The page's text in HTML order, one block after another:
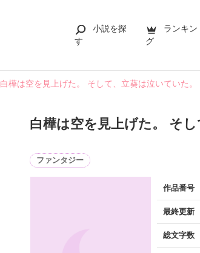
小説を探
す
ランキン
グ
白樺は空を見上げた。 そして、立葵は泣いていた。
白樺は空を見上げた。 そし
ファンタジー
作品番号
最終更新
総文字数